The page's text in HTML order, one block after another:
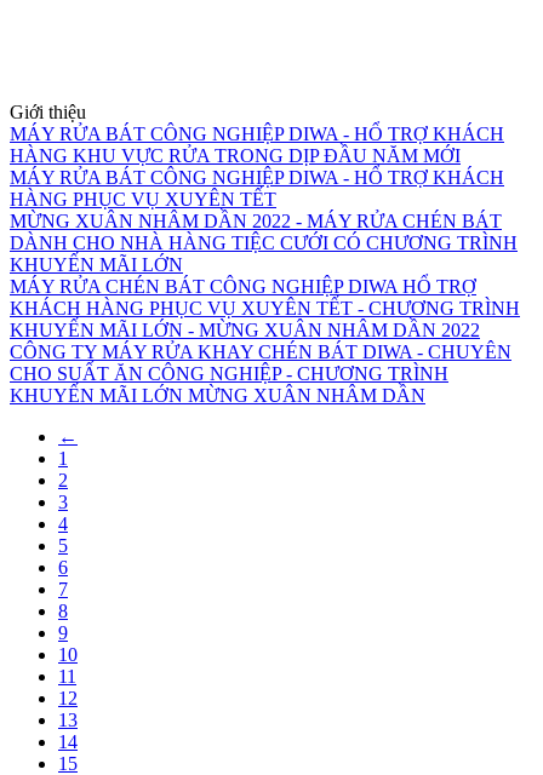
Giới thiệu
MÁY RỬA BÁT CÔNG NGHIỆP DIWA - HỔ TRỢ KHÁCH
HÀNG KHU VỰC RỬA TRONG DỊP ĐẦU NĂM MỚI
MÁY RỬA BÁT CÔNG NGHIỆP DIWA - HỔ TRỢ KHÁCH
HÀNG PHỤC VỤ XUYÊN TẾT
MỪNG XUÂN NHÂM DẦN 2022 - MÁY RỬA CHÉN BÁT
DÀNH CHO NHÀ HÀNG TIỆC CƯỚI CÓ CHƯƠNG TRÌNH
KHUYẾN MÃI LỚN
MÁY RỬA CHÉN BÁT CÔNG NGHIỆP DIWA HỔ TRỢ
KHÁCH HÀNG PHỤC VỤ XUYÊN TẾT - CHƯƠNG TRÌNH
KHUYẾN MÃI LỚN - MỪNG XUÂN NHÂM DẦN 2022
CÔNG TY MÁY RỬA KHAY CHÉN BÁT DIWA - CHUYÊN
CHO SUẤT ĂN CÔNG NGHIỆP - CHƯƠNG TRÌNH
KHUYẾN MÃI LỚN MỪNG XUÂN NHÂM DẦN
←
1
2
3
4
5
6
7
8
9
10
11
12
13
14
15